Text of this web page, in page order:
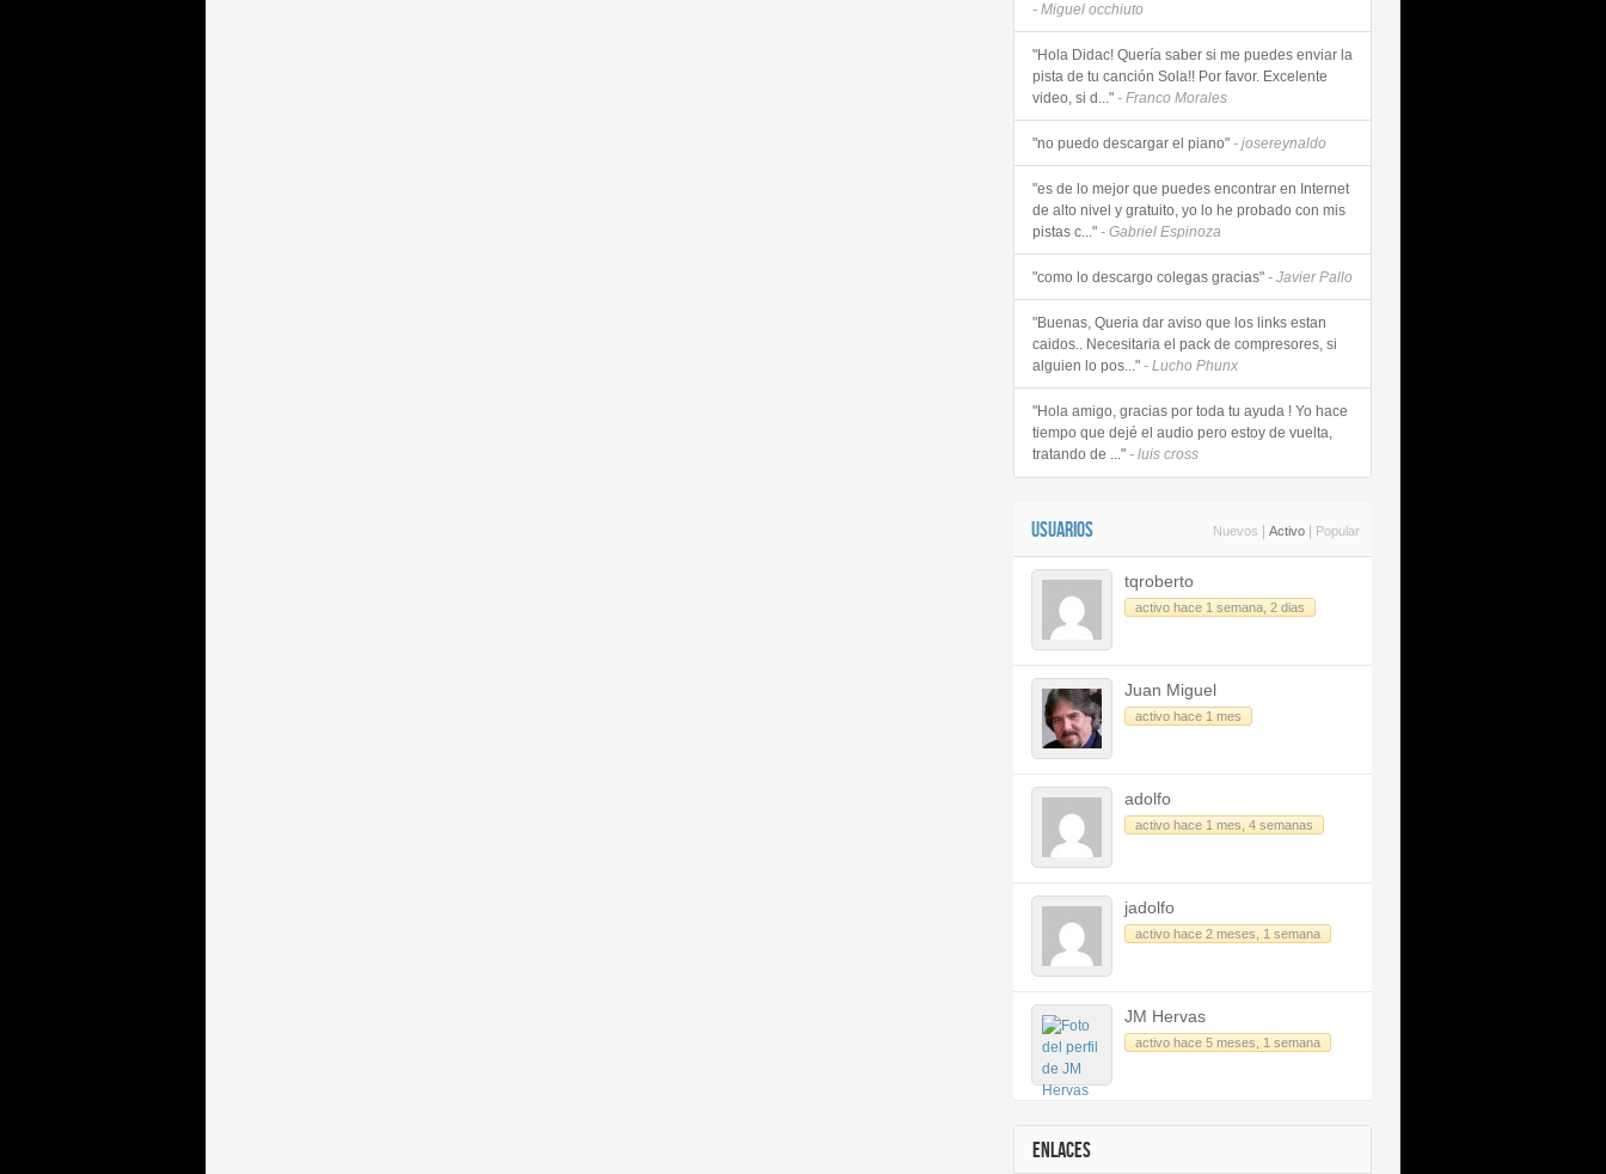
- Miguel occhiuto
"Hola Didac! Quería saber si me puedes enviar la
pista de tu canción Sola!! Por favor. Excelente
video, si d..." - Franco Morales
"no puedo descargar el piano" - josereynaldo
"es de lo mejor que puedes encontrar en Internet
de alto nivel y gratuito, yo lo he probado con mis
pistas c..." - Gabriel Espinoza
"como lo descargo colegas gracias" - Javier Pallo
"Buenas, Queria dar aviso que los links estan
caidos.. Necesitaria el pack de compresores, si
alguien lo pos..." - Lucho Phunx
"Hola amigo, gracias por toda tu ayuda ! Yo hace
tiempo que dejé el audio pero estoy de vuelta,
tratando de ..." - luis cross
USUARIOS Nuevos Activo Popular
tqroberto
activo hace 1 semana, 2 dias
Juan Miguel
activo hace 1 mes
adolfo
activo hace 1 mes, 4 semanas
jadolfo
activo hace 2 meses, 1 semana
JM Hervas
activo hace 5 meses, 1 semana
ENLACES